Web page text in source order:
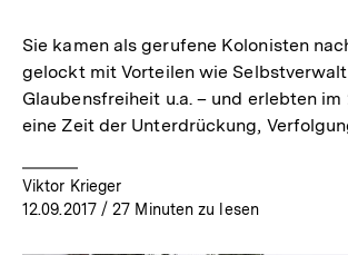
Sie kamen als gerufene Kolonisten
gelockt mit Vorteilen wie
Glaubensfreiheit u.a. – und erlebten im
eine Zeit der Unterdrückung,
Viktor Krieger
12.09.2017/ 27 Minuten zu lesen